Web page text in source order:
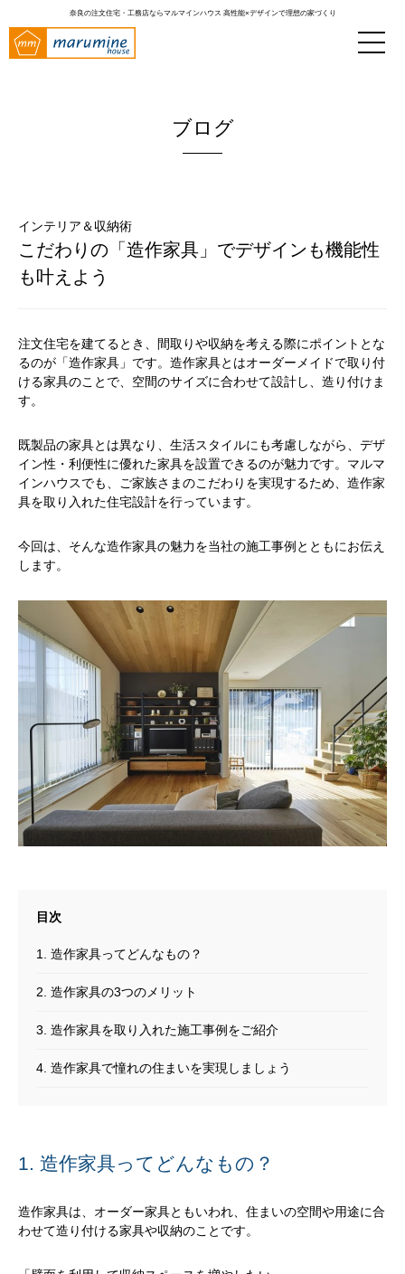
奈良の注文住宅・工務店ならマルマインハウス 高性能×デザインで理想の家づくり
ブログ
インテリア＆収納術
こだわりの「造作家具」でデザインも機能性
も叶えよう
注文住宅を建てるとき、間取りや収納を考える際にポイントとな
るのが「造作家具」です。造作家具とはオーダーメイドで取り付
ける家具のことで、空間のサイズに合わせて設計し、造り付けま
す。
既製品の家具とは異なり、生活スタイルにも考慮しながら、デザ
イン性・利便性に優れた家具を設置できるのが魅力です。マルマ
インハウスでも、ご家族さまのこだわりを実現するため、造作家
具を取り入れた住宅設計を行っています。
今回は、そんな造作家具の魅力を当社の施工事例とともにお伝え
します。
1. 造作家具ってどんなもの？
2. 造作家具の3つのメリット
3. 造作家具を取り入れた施工事例をご紹介
4. 造作家具で憧れの住まいを実現しましょう
1. 造作家具ってどんなもの？
造作家具は、オーダー家具ともいわれ、住まいの空間や用途に合
わせて造り付ける家具や収納のことです。